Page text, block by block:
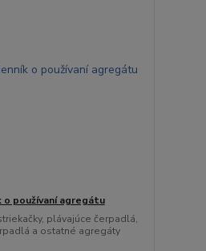
o používaní agregátu
plávajúce čerpadlá,
a ostatné agregáty